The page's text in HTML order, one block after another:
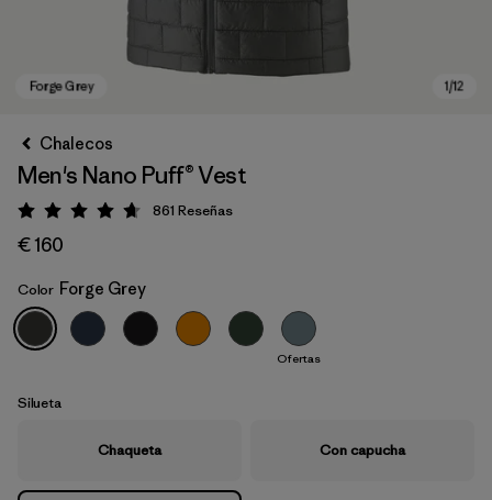
Forge Grey
Chalecos
Men's Nano Puff® Vest
Puntuación: 4.7 / 5
861 Reseñas
€ 160
Color Forge Grey
Ofertas
Silueta
Chaqueta Con capucha